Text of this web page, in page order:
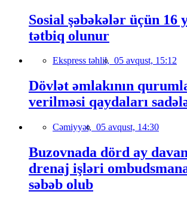
Sosial şəbəkələr üçün 16
tətbiq olunur
Ekspress təhlil, 05 avqust, 15:12
Dövlət əmlakının
verilməsi qaydaları
Cəmiyyət, 05 avqust, 14:30
Buzovnada dörd ay
drenaj işləri
səbəb olub